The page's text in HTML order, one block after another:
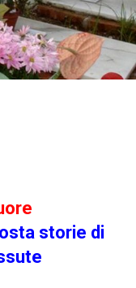
storie di